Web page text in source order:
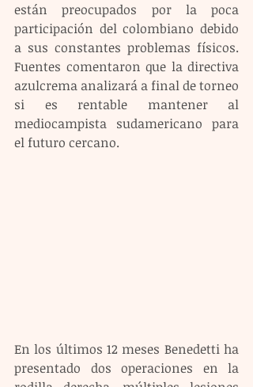
están preocupados por la poca
participación del colombiano debido
a sus constantes problemas físicos.
Fuentes comentaron que la directiva
azulcrema analizará a final de torneo
si es rentable mantener al
mediocampista sudamericano para
el futuro cercano.
En los últimos 12 meses Benedetti ha
presentado dos operaciones en la